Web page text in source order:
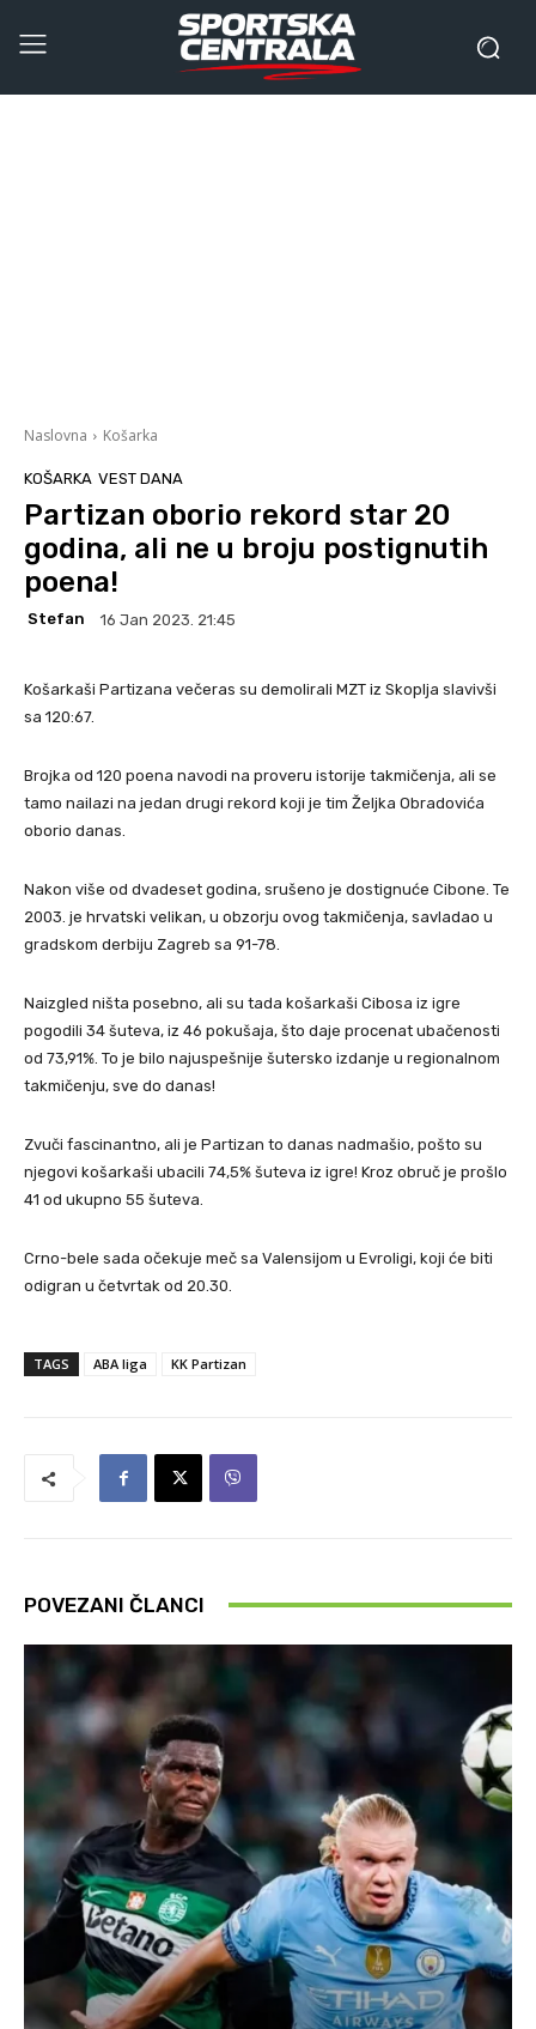
Naslovna Košarka
KOŠARKA VEST DANA
Partizan oborio rekord star 20
godina, ali ne u broju postignutih
poena!
Stefan 16 Jan 2023. 21:45
Košarkaši Partizana večeras su demolirali MZT iz Skoplja slavivši
sa 120:67.
Brojka od 120 poena navodi na proveru istorije takmičenja, ali se
tamo nailazi na jedan drugi rekord koji je tim Željka Obradovića
oborio danas.
Nakon više od dvadeset godina, srušeno je dostignuće Cibone. Te
2003. je hrvatski velikan, u obzorju ovog takmičenja, savladao u
gradskom derbiju Zagreb sa 91-78.
Naizgled ništa posebno, ali su tada košarkaši Cibosa iz igre
pogodili 34 šuteva, iz 46 pokušaja, što daje procenat ubačenosti
od 73,91%. To je bilo najuspešnije šutersko izdanje u regionalnom
takmičenju, sve do danas!
Zvuči fascinantno, ali je Partizan to danas nadmašio, pošto su
njegovi košarkaši ubacili 74,5% šuteva iz igre! Kroz obruč je prošlo
41 od ukupno 55 šuteva.
Crno-bele sada očekuje meč sa Valensijom u Evroligi, koji će biti
odigran u četvrtak od 20.30.
TAGS ABA liga KK Partizan
POVEZANI ČLANCI